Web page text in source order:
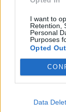
I want to
Retention,
Personal
Purposes
Opted Out
Data
tartozik,
Az előfizetés